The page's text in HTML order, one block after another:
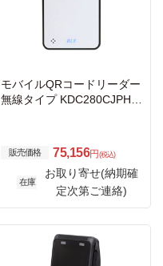
モバイルQRコードリーダー
無線タイプ KDC280CJPH-
販売価格 75,156円 (税込)
在庫
お取り寄せ(納期確
定次第ご連絡)